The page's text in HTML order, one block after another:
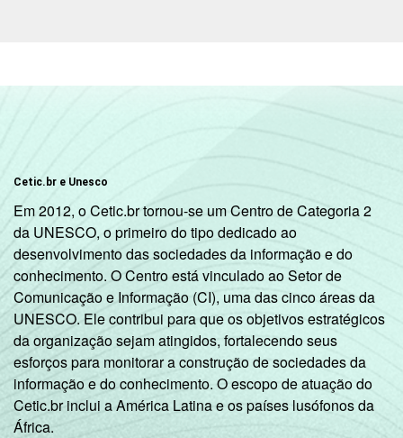
Cetic.br e Unesco
Em 2012, o Cetic.br tornou-se um Centro de Categoria 2
da UNESCO, o primeiro do tipo dedicado ao
desenvolvimento das sociedades da informação e do
conhecimento. O Centro está vinculado ao Setor de
Comunicação e Informação (CI), uma das cinco áreas da
UNESCO. Ele contribui para que os objetivos estratégicos
da organização sejam atingidos, fortalecendo seus
esforços para monitorar a construção de sociedades da
informação e do conhecimento. O escopo de atuação do
Cetic.br inclui a América Latina e os países lusófonos da
África.